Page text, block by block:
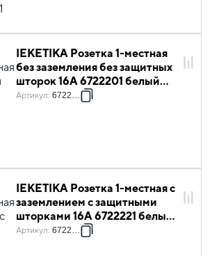
IEKETIKA Розетка 1-местная
без заземления без защитных
шторок 16А 6722201 белый
IEK
Артикул: 6722201
IEKETIKA Розетка 1-местная с
заземлением с защитными
шторками 16А 6722221 белый
IEK
Артикул: 6722221